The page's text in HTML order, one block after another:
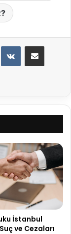
VKontakteE-Posta ile paylaş
İstanbul
ve Cezaları